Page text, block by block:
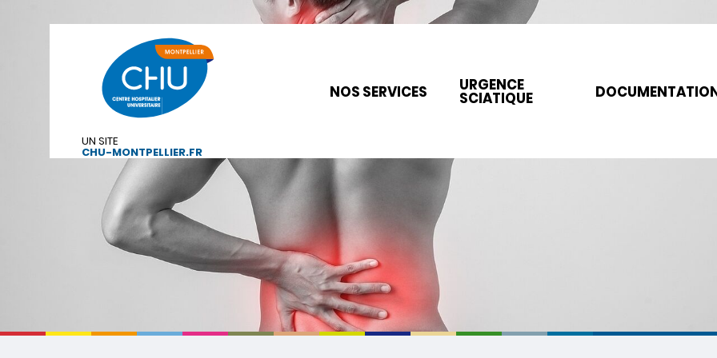
UN SITE
CHU-MONTPELLIER.FR
NOS SERVICES URGENCE
SCIATIQUE